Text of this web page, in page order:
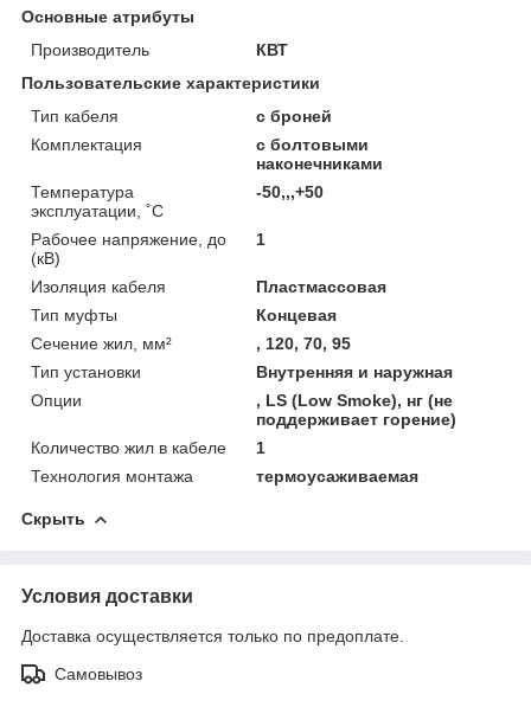
Основные атрибуты
Производитель
КВТ
Пользовательские характеристики
Тип кабеля
с броней
Комплектация
с болтовыми
наконечниками
Температура
эксплуатации, ˚С
-50,,,+50
Рабочее напряжение, до
(кВ)
1
Изоляция кабеля
Пластмассовая
Тип муфты
Концевая
Сечение жил, мм²
, 120, 70, 95
Тип установки
Внутренняя и наружная
Опции
, LS (Low Smoke), нг (не
поддерживает горение)
Количество жил в кабеле
1
Технология монтажа
термоусаживаемая
Скрыть
Условия доставки
Доставка осуществляется только по предоплате.
Самовывоз